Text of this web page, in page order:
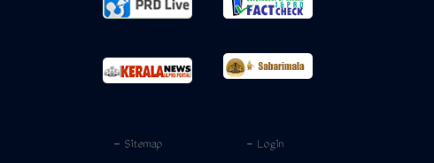
- Login
- Sitemap